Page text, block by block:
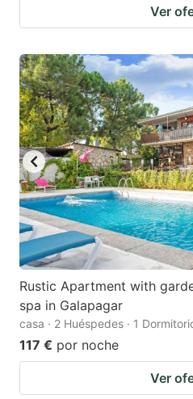
Ver
Rustic Apartment with
spa in Galapagar
casa · 2 Huéspedes · 1
117 € por noche
Ver